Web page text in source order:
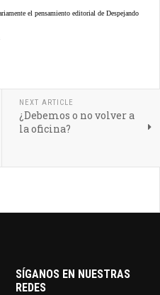
el pensamiento editorial de Despejando
NEXT ARTICLE
¿Debemos o no volver a
la oficina?
SÍGANOS EN NUESTRAS
REDES